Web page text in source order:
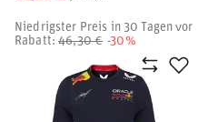
Niedrigster Preis in 30 Tagen vor
Rabatt:46,30 € -30%